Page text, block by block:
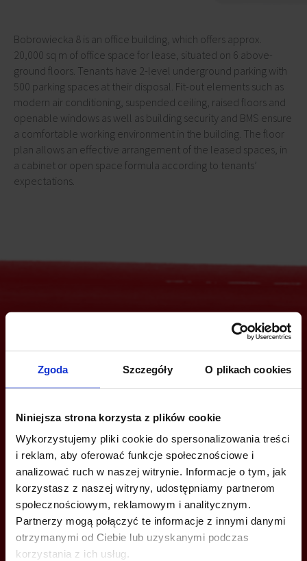
Zgoda Szczegóły O plikach cookies
Niniejsza strona korzysta z plików cookie
Wykorzystujemy pliki cookie do spersonalizowania treści
i reklam, aby oferować funkcje społecznościowe i
analizować ruch w naszej witrynie. Informacje o tym, jak
korzystasz z naszej witryny, udostępniamy partnerom
społecznościowym, reklamowym i analitycznym.
Partnerzy mogą połączyć te informacje z innymi danymi
otrzymanymi od Ciebie lub uzyskanymi podczas
korzystania z ich usług.
Bobrowiecka 8 is an office building, which offers approx.
20,000 sq m of office space for lease, situated on 6 above-
ground floors. Tenants have 2-level underground parking with
500 parking spaces at their disposal. Fit-out elements such as
modern air conditioning, suspended ceiling, raised floors and
openable windows as well as building security and BMS ensure
a comfortable working environment in the building. The floor
plan allows an effective arrangement of the leased spaces, in
a cabinet or open space formula according to tenants’
expectations.
Are you interested in this offer?
+48 22 167 04 00
info@officefinder.pl
YOU CAN LEAVE YOUR PHONE NUMBER AND WE WILL CONTACT
YOU